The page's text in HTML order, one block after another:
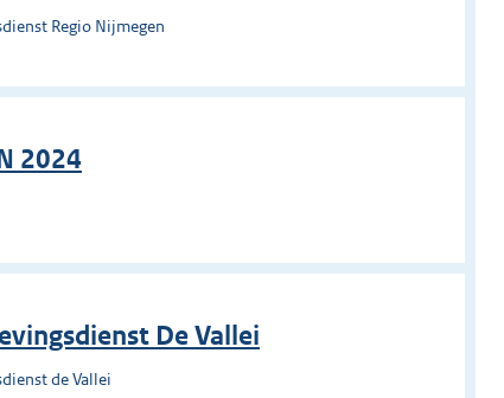
Regio Nijmegen
2024
De Vallei
de Vallei